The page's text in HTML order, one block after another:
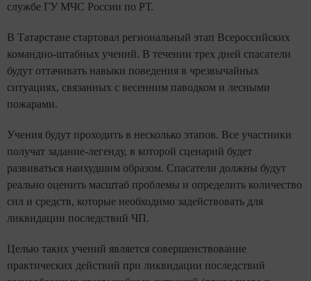
службе ГУ МЧС России по РТ.
В Татарстане стартовал региональный этап Всероссийских
командно-штабных учений. В течении трех дней спасатели
будут оттачивать навыки поведения в чрезвычайных
ситуациях, связанных с весенним паводком и лесными
пожарами.
Учения будут проходить в несколько этапов. Все участники
получат задание-легенду, в которой сценарий будет
развиваться наихудшим образом. Спасатели должны будут
реально оценить масштаб проблемы и определить количество
сил и средств, которые необходимо задействовать для
ликвидации последствий ЧП.
Целью таких учений является совершенствование
практических действий при ликвидации последствий